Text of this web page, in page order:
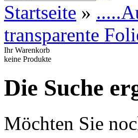
Startseite »
transparente
Ihr Warenkorb
keine Produkte
Die Suche
Möchten Sie